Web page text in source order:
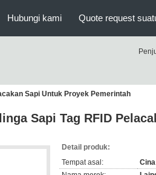
Hubungi kami Quote request
Sapi Untuk Proyek Pemerintah
Sapi Tag RFID
Detail produk:
Tempat asal:
Cina